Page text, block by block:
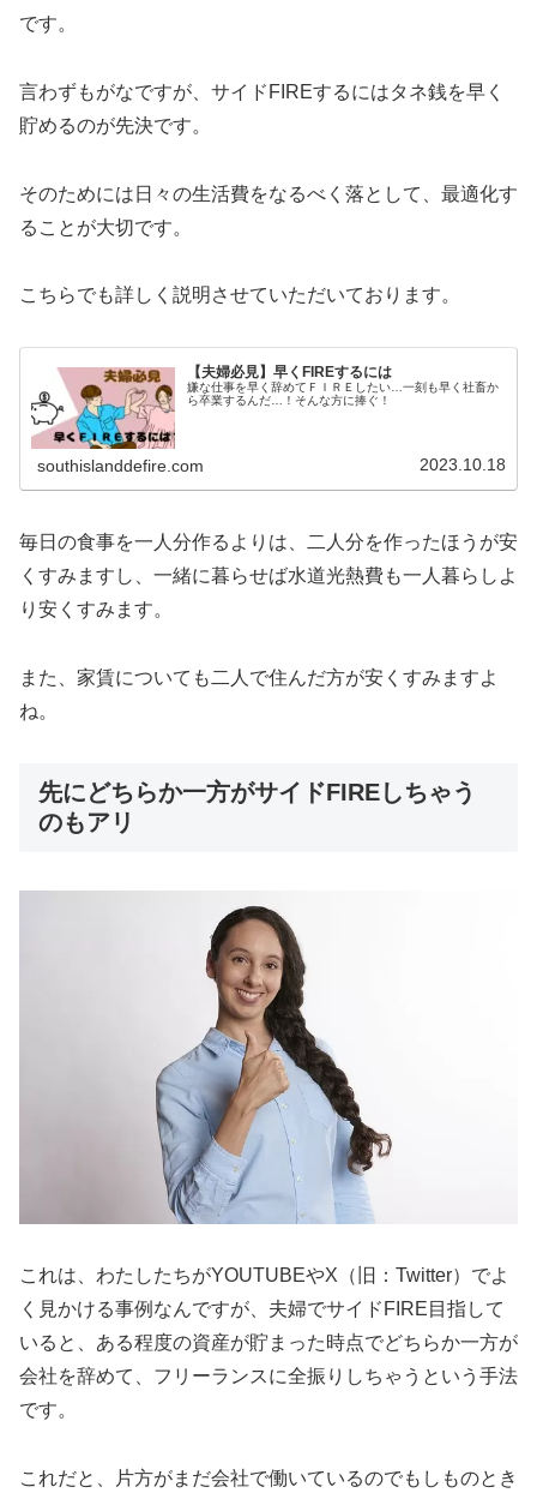
です。
言わずもがなですが、サイドFIREするにはタネ銭を早く
貯めるのが先決です。
そのためには日々の生活費をなるべく落として、最適化す
ることが大切です。
こちらでも詳しく説明させていただいております。
【夫婦必見】早くFIREするには
嫌な仕事を早く辞めてＦＩＲＥしたい…一刻も早く社畜か
ら卒業するんだ…！そんな方に捧ぐ！
southislanddefire.com 2023.10.18
毎日の食事を一人分作るよりは、二人分を作ったほうが安
くすみますし、一緒に暮らせば水道光熱費も一人暮らしよ
り安くすみます。
また、家賃についても二人で住んだ方が安くすみますよ
ね。
先にどちらか一方がサイドFIREしちゃう
のもアリ
これは、わたしたちがYOUTUBEやX（旧：Twitter）でよ
く見かける事例なんですが、夫婦でサイドFIRE目指して
いると、ある程度の資産が貯まった時点でどちらか一方が
会社を辞めて、フリーランスに全振りしちゃうという手法
です。
これだと、片方がまだ会社で働いているのでもしものとき